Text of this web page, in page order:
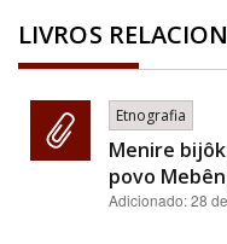
LIVROS
Etnografia
Menire
povo
Adicionado:28